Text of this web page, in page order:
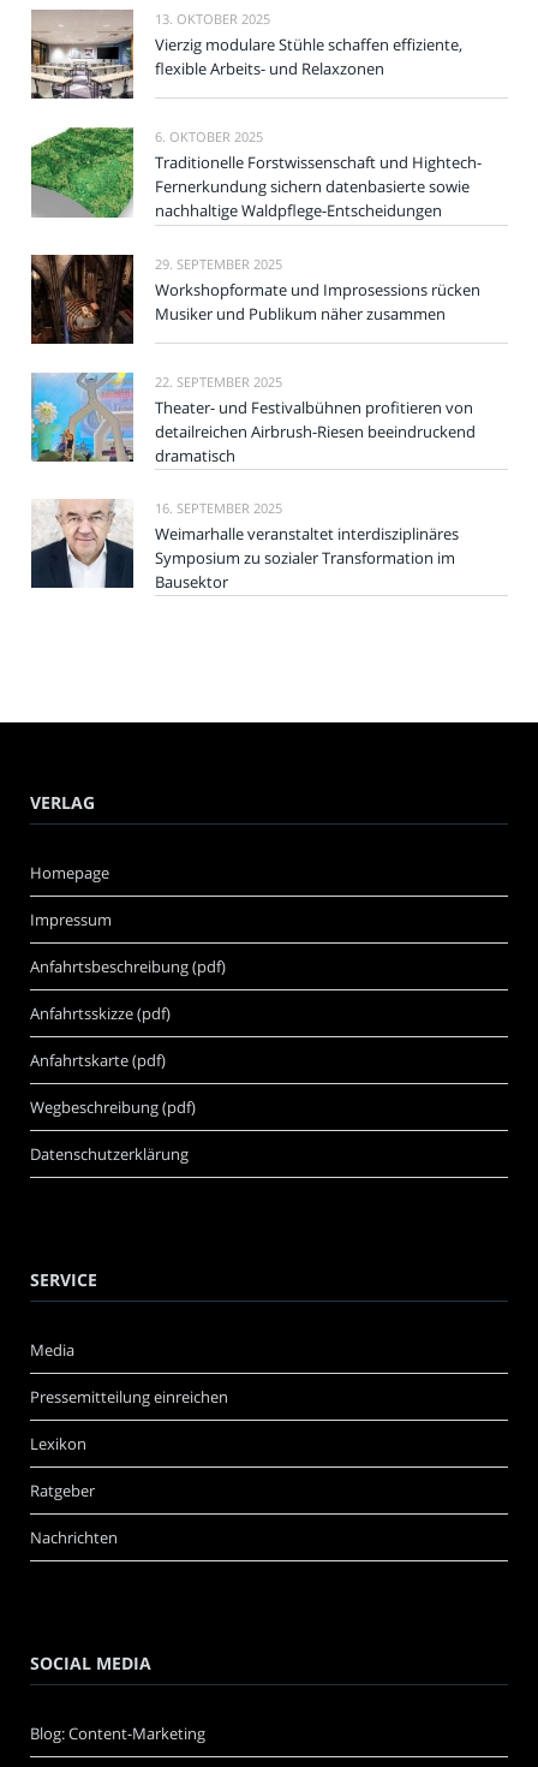
13. OKTOBER 2025
Vierzig modulare Stühle schaffen effiziente,
flexible Arbeits- und Relaxzonen
6. OKTOBER 2025
Traditionelle Forstwissenschaft und Hightech-
Fernerkundung sichern datenbasierte sowie
nachhaltige Waldpflege-Entscheidungen
29. SEPTEMBER 2025
Workshopformate und Improsessions rücken
Musiker und Publikum näher zusammen
22. SEPTEMBER 2025
Theater- und Festivalbühnen profitieren von
detailreichen Airbrush-Riesen beeindruckend
dramatisch
16. SEPTEMBER 2025
Weimarhalle veranstaltet interdisziplinäres
Symposium zu sozialer Transformation im
Bausektor
VERLAG
Homepage
Impressum
Anfahrtsbeschreibung (pdf)
Anfahrtsskizze (pdf)
Anfahrtskarte (pdf)
Wegbeschreibung (pdf)
Datenschutzerklärung
SERVICE
Media
Pressemitteilung einreichen
Lexikon
Ratgeber
Nachrichten
SOCIAL MEDIA
Blog: Content-Marketing